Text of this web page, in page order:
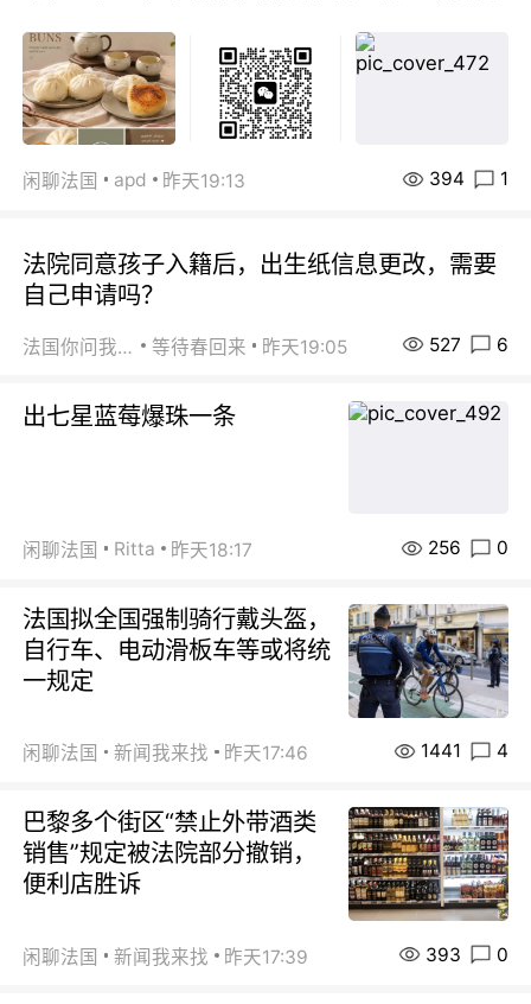
闲聊法国 apd 昨天19:13 394 1
法院同意孩子入籍后，出生纸信息更改，需要
自己申请吗？
法国你问我答 等待春回来 昨天19:05 527 6
出七星蓝莓爆珠一条
闲聊法国 Ritta 昨天18:17 256 0
法国拟全国强制骑行戴头盔，
自行车、电动滑板车等或将统
一规定
闲聊法国 新闻我来找 昨天17:46 1441 4
巴黎多个街区“禁止外带酒类
销售”规定被法院部分撤销，
便利店胜诉
闲聊法国 新闻我来找 昨天17:39 393 0